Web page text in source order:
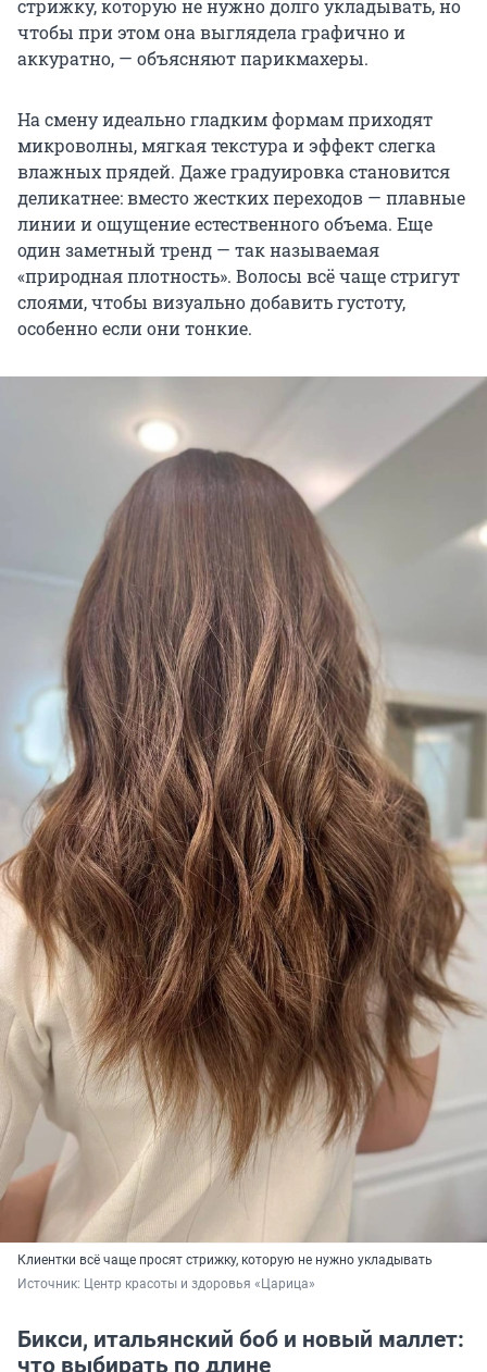
стрижку, которую не нужно долго укладывать, но
чтобы при этом она выглядела графично и
аккуратно, — объясняют парикмахеры.
На смену идеально гладким формам приходят
микроволны, мягкая текстура и эффект слегка
влажных прядей. Даже градуировка становится
деликатнее: вместо жестких переходов — плавные
линии и ощущение естественного объема. Еще
один заметный тренд — так называемая
«природная плотность». Волосы всё чаще стригут
слоями, чтобы визуально добавить густоту,
особенно если они тонкие.
Клиентки всё чаще просят стрижку, которую не нужно укладывать
Источник: Центр красоты и здоровья «Царица»
Бикси, итальянский боб и новый маллет:
что выбирать по длине